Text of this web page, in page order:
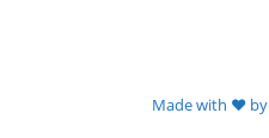
Made with ❤️ by